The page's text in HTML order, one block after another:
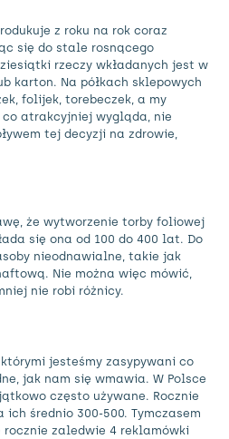
z roku na rok coraz
się do stale rosnącego
rzeczy wkładanych jest w
karton. Na półkach sklepowych
folijek, torebeczek, a my
co atrakcyjniej wygląda, nie
tej decyzji na zdrowie,
że wytworzenie torby foliowej
się ona od 100 do 400 lat. Do
nieodnawialne, takie jak
Nie można więc mówić,
nie robi różnicy.
jesteśmy zasypywani co
jak nam się wmawia. W Polsce
często używane. Rocznie
średnio 300-500. Tymczasem
rocznie zaledwie 4 reklamówki